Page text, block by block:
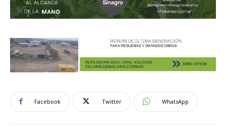
Facebook Twitter WhatsApp